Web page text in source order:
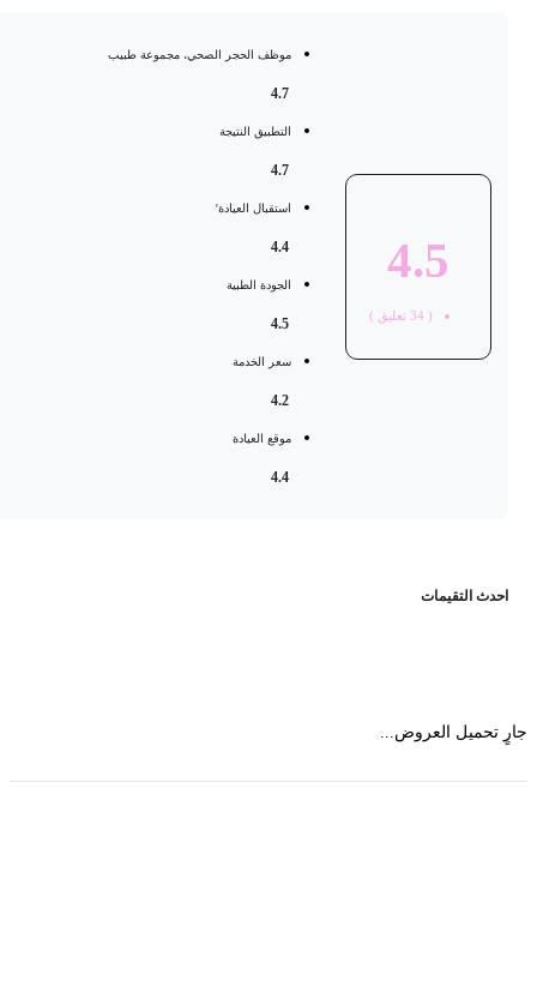
4.5
34 تعليق )
موظف الحجر الصحي، مجموعة طبيب
التطبيق النتيجة
استقبال العيادة'
الجودة الطبية
سعر الخدمة
موقع العيادة
التقيمات
تحميل العروض...